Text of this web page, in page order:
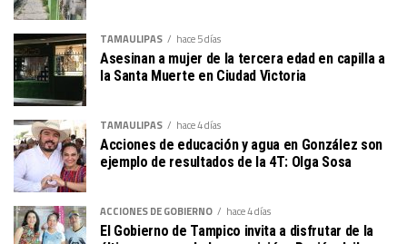
TAMAULIPAS hace 5 días
Asesinan a mujer de la tercera edad en capilla a
la Santa Muerte en Ciudad Victoria
TAMAULIPAS hace 4 días
Acciones de educación y agua en González son
ejemplo de resultados de la 4T: Olga Sosa
ACCIONES DE GOBIERNO hace 4 días
El Gobierno de Tampico invita a disfrutar de la